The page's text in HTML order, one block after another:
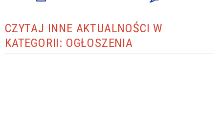
CZYTAJ INNE AKTUALNOŚCI W
KATEGORII: OGŁOSZENIA